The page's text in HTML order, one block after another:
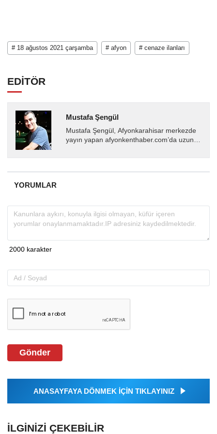
# 18 ağustos 2021 çarşamba # afyon # cenaze ilanları
EDİTÖR
Mustafa Şengül
Mustafa Şengül, Afyonkarahisar merkezde
yayın yapan afyonkenthaber.com’da uzun
almakta, haber akışı...
YORUMLAR
Gönder
ANASAYFAYA DÖNMEK İÇİN TIKLAYINIZ
İLGINIZI ÇEKEBILIR